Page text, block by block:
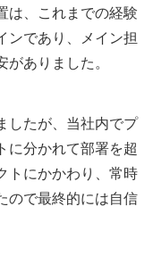
は、これまでの経験
ンであり、メイン担
ありました。
したが、当社内でプ
に分かれて部署を超
トにかかわり、常時
ので最終的には自信